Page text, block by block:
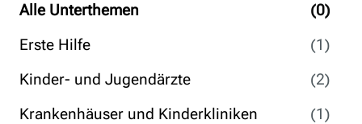
Alle Unterthemen
(0)
Erste Hilfe
(1)
Kinder- und Jugendärzte
(2)
Krankenhäuser und Kinderkliniken
(1)